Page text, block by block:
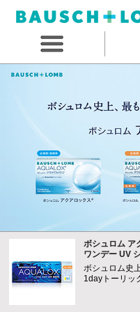
ボシュロム ア
ワンデー UV
ボシュロム史
1dayトーリッ